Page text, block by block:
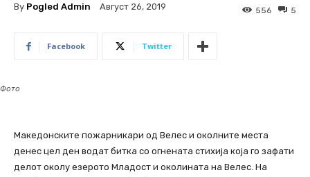
By Pogled Admin Август 26, 2019 5
556
Facebook Twitter
Фото
Македонските пожарникари од Велес и околните места
денес цел ден водат битка со огнената стихија која го зафати
делот околу езерото Младост и околината на Велес. На